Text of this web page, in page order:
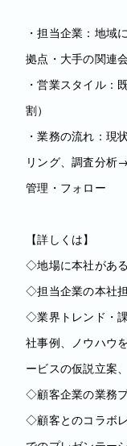
・担当企業：地域
拠点・大手の関連
・営業スタイル：
割）
・業務の流れ：
リング、調査分
管理・フォロー
【詳しくは】
◇地場に本社があ
◇担当企業の本社
◇業界トレンド・
社事例、ノウハウ
ービスの仮説立案
◇顧客企業の業務
◇顧客とのコラボ